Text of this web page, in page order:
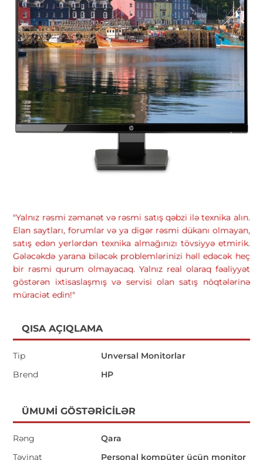
"Yalnız rəsmi zəmanət və rəsmi satış qəbzi ilə texnika alın.
Elan saytları, forumlar və ya digər rəsmi dükanı olmayan,
satış edən yerlərdən texnika almağınızı tövsiyyə etmirik.
Gələcəkdə yarana biləcək problemlərinizi həll edəcək heç
bir rəsmi qurum olmayacaq. Yalnız real olaraq fəaliyyət
göstərən ixtisaslaşmış və servisi olan satış nöqtələrinə
müraciət edin!"
QISA AÇIQLAMA
Tip
Unversal Monitorlar
Brend
HP
ÜMUMI GÖSTƏRICILƏR
Rəng
Qara
Təyinat
Personal kompüter üçün monitor